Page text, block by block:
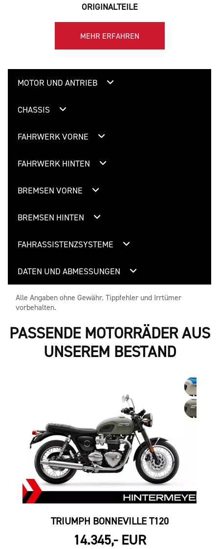
ORIGINALTEILE
MEHR ERFAHREN
MOTOR UND ANTRIEB
CHASSIS
FAHRWERK VORNE
FAHRWERK HINTEN
BREMSEN VORNE
BREMSEN HINTEN
FAHRASSISTENZSYSTEME
DATEN UND ABMESSUNGEN
Alle Angaben ohne Gewähr. Tippfehler und Irrtümer
vorbehalten.
PASSENDE MOTORRÄDER AUS
UNSEREM BESTAND
TRIUMPH BONNEVILLE T120
14.345,- EUR